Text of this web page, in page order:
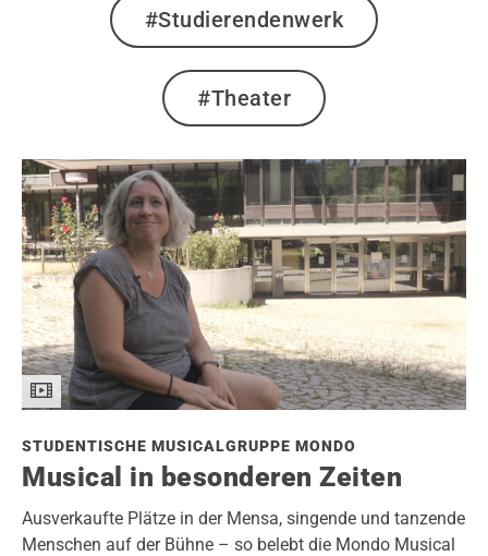
#Studierendenwerk
#Theater
STUDENTISCHE MUSICALGRUPPE MONDO
Musical in besonderen Zeiten
Ausverkaufte Plätze in der Mensa, singende und tanzende
Menschen auf der Bühne – so belebt die Mondo Musical